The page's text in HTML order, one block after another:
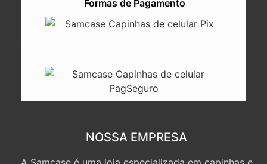
Formas de Pagamento
NOSSA EMPRESA